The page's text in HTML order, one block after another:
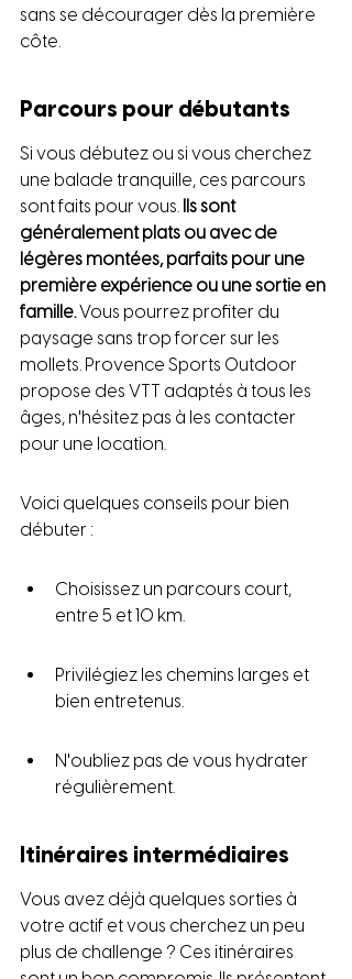
sans se décourager dès la première
côte.
Parcours pour débutants
Si vous débutez ou si vous cherchez
une balade tranquille, ces parcours
sont faits pour vous. Ils sont
généralement plats ou avec de
légères montées, parfaits pour une
première expérience ou une sortie en
famille. Vous pourrez profiter du
paysage sans trop forcer sur les
mollets. Provence Sports Outdoor
propose des VTT adaptés à tous les
âges, n'hésitez pas à les contacter
pour une location.
Voici quelques conseils pour bien
débuter :
Choisissez un parcours court,
entre 5 et 10 km.
Privilégiez les chemins larges et
bien entretenus.
N'oubliez pas de vous hydrater
régulièrement.
Itinéraires intermédiaires
Vous avez déjà quelques sorties à
votre actif et vous cherchez un peu
plus de challenge ? Ces itinéraires